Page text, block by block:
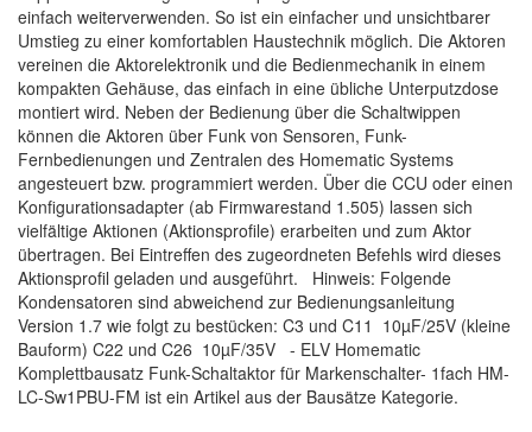
einfach weiterverwenden. So ist ein einfacher und unsichtbarer
Umstieg zu einer komfortablen Haustechnik möglich. Die Aktoren
vereinen die Aktorelektronik und die Bedienmechanik in einem
kompakten Gehäuse, das einfach in eine übliche Unterputzdose
montiert wird. Neben der Bedienung über die Schaltwippen
können die Aktoren über Funk von Sensoren, Funk-
Fernbedienungen und Zentralen des Homematic Systems
angesteuert bzw. programmiert werden. Über die CCU oder einen
Konfigurationsadapter (ab Firmwarestand 1.505) lassen sich
vielfältige Aktionen (Aktionsprofile) erarbeiten und zum Aktor
übertragen. Bei Eintreffen des zugeordneten Befehls wird dieses
Aktionsprofil geladen und ausgeführt. Hinweis: Folgende
Kondensatoren sind abweichend zur Bedienungsanleitung
Version 1.7 wie folgt zu bestücken: C3 und C11 10µF/25V (kleine
Bauform) C22 und C26 10µF/35V - ELV Homematic
Komplettbausatz Funk-Schaltaktor für Markenschalter- 1fach HM-
LC-Sw1PBU-FM ist ein Artikel aus der Bausätze Kategorie.